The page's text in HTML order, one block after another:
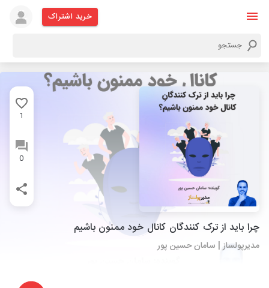
خرید اشتراک
1
0
چرا باید از ترک کنندگان کانال خود ممنون باشیم
مدیرپولساز | سامان حسین پور